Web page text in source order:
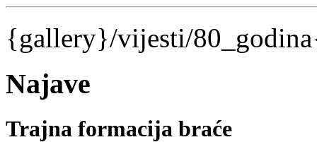
{gallery}/vijesti/
Najave
Trajna formacija braće